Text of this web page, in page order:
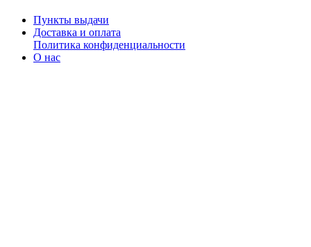
Пункты выдачи
Доставка и оплата
Политика конфиденциальности
О нас